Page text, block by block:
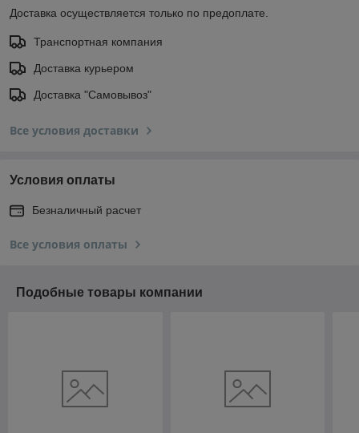
Доставка осуществляется только по предоплате.
Транспортная компания
Доставка курьером
Доставка "Самовывоз"
Все условия доставки
Условия оплаты
Безналичный расчет
Все условия оплаты
Подобные товары компании